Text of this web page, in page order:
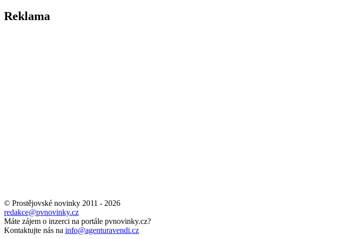
Reklama
© Prostějovské novinky 2011 - 2026
redakce@pvnovinky.cz
Máte zájem o inzerci na portále pvnovinky.cz?
Kontaktujte nás na info@agenturavendi.cz